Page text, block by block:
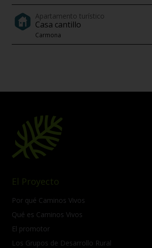
Apartamento turístico
Casa cantillo
Carmona
El Proyecto
Por qué Caminos Vivos
Qué es Caminos Vivos
El promotor
Los Grupos de Desarrollo Rural